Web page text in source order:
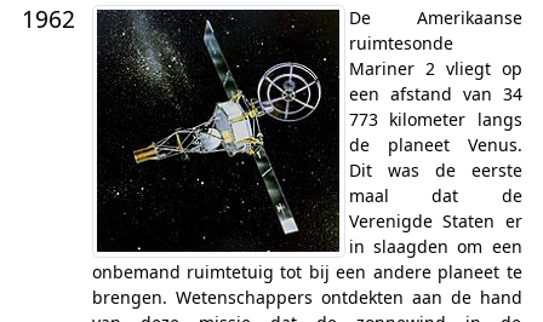
1962
De Amerikaanse
ruimtesonde
Mariner 2 vliegt op
een afstand van 34
773 kilometer langs
de planeet Venus.
Dit was de eerste
maal dat de
Verenigde Staten er
in slaagden om een
onbemand ruimtetuig tot bij een andere planeet te
brengen. Wetenschappers ontdekten aan de hand